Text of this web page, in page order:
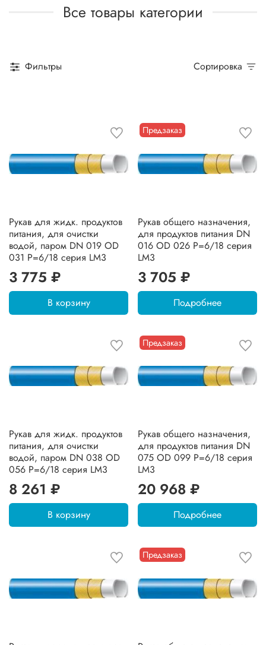
Все товары категории
Фильтры Сортировка
Рукав для жидк. продуктов
питания, для очистки
водой, паром DN 019 OD
031 Р=6/18 серия LM3
3 775 ₽
В корзину
Предзаказ
Рукав общего назначения,
для продуктов питания DN
016 OD 026 Р=6/18 серия
LM3
3 705 ₽
Подробнее
Рукав для жидк. продуктов
питания, для очистки
водой, паром DN 038 OD
056 Р=6/18 серия LM3
8 261 ₽
В корзину
Предзаказ
Рукав общего назначения,
для продуктов питания DN
075 OD 099 Р=6/18 серия
LM3
20 968 ₽
Подробнее
Предзаказ